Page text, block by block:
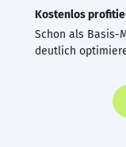
Kostenlos
Schon als Basis-
deutlich